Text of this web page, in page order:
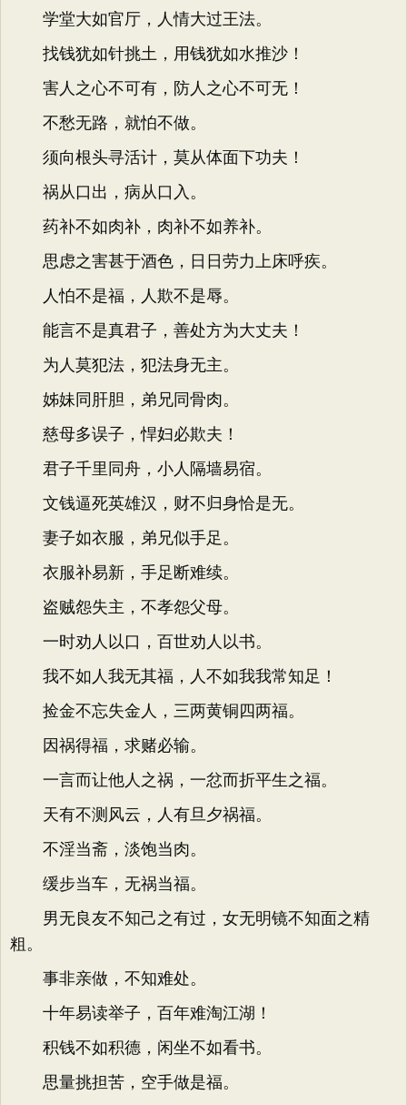
学堂大如官厅，人情大过王法。
找钱犹如针挑土，用钱犹如水推沙！
害人之心不可有，防人之心不可无！
不愁无路，就怕不做。
须向根头寻活计，莫从体面下功夫！
祸从口出，病从口入。
药补不如肉补，肉补不如养补。
思虑之害甚于酒色，日日劳力上床呼疾。
人怕不是福，人欺不是辱。
能言不是真君子，善处方为大丈夫！
为人莫犯法，犯法身无主。
姊妹同肝胆，弟兄同骨肉。
慈母多误子，悍妇必欺夫！
君子千里同舟，小人隔墙易宿。
文钱逼死英雄汉，财不归身恰是无。
妻子如衣服，弟兄似手足。
衣服补易新，手足断难续。
盗贼怨失主，不孝怨父母。
一时劝人以口，百世劝人以书。
我不如人我无其福，人不如我我常知足！
捡金不忘失金人，三两黄铜四两福。
因祸得福，求赌必输。
一言而让他人之祸，一忿而折平生之福。
天有不测风云，人有旦夕祸福。
不淫当斋，淡饱当肉。
缓步当车，无祸当福。
男无良友不知己之有过，女无明镜不知面之精
粗。
事非亲做，不知难处。
十年易读举子，百年难淘江湖！
积钱不如积德，闲坐不如看书。
思量挑担苦，空手做是福。